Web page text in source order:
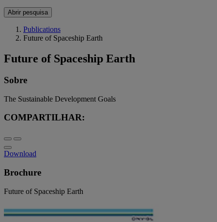
Abrir pesquisa
Publications
Future of Spaceship Earth
Future of Spaceship Earth
Sobre
The Sustainable Development Goals
COMPARTILHAR:
Download
Brochure
Future of Spaceship Earth